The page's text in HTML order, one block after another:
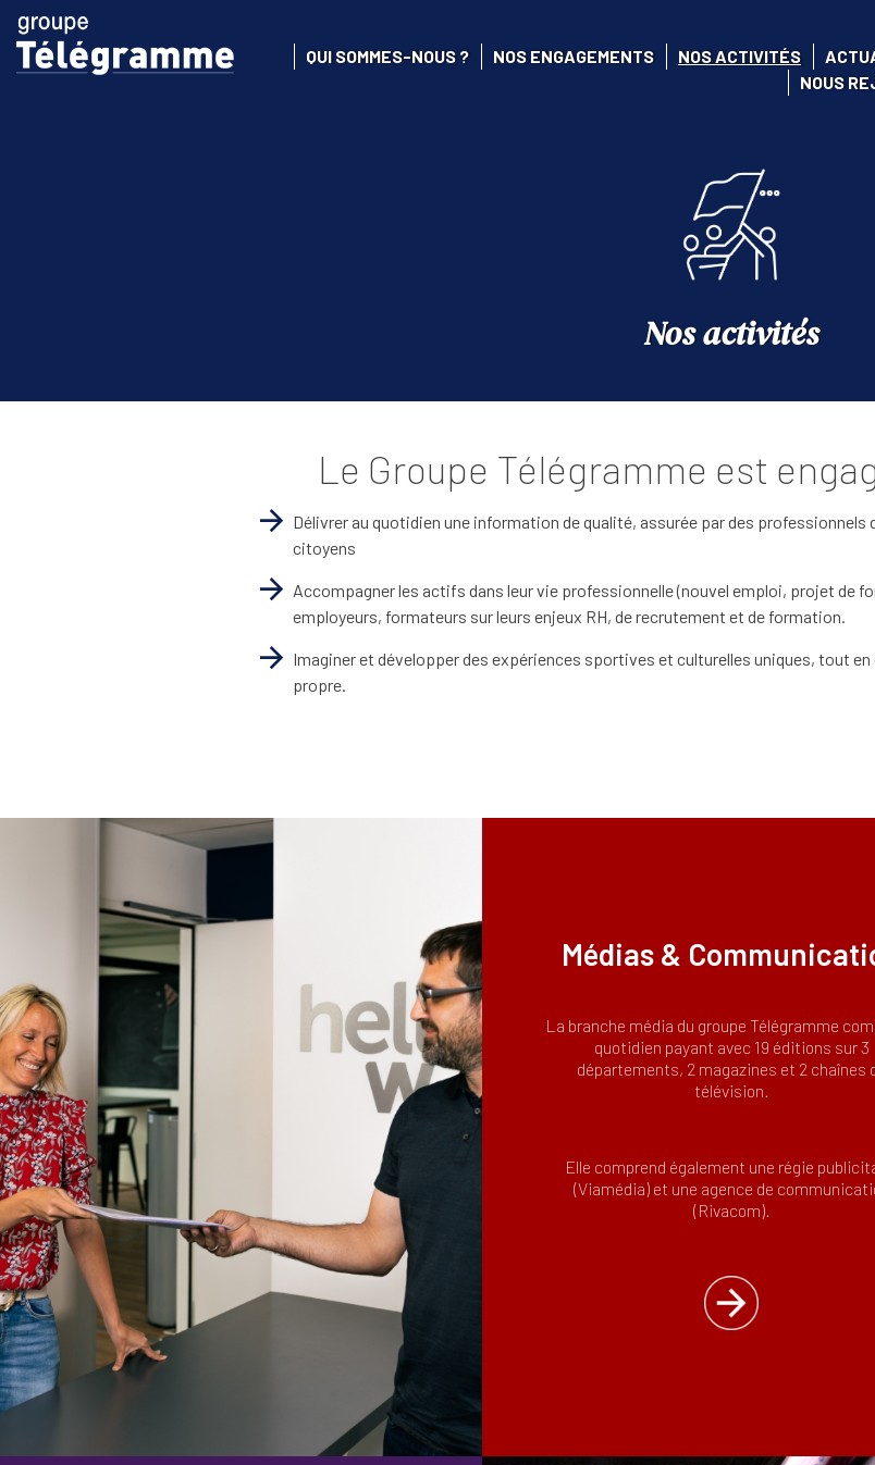
QUI SOMMES-NOUS ? NOS ENGAGEMENTS NOS ACTIVITÉS
NOUS
Nos activités
Le Groupe Télégramme est
Délivrer au quotidien une information de qualité, assurée par des
citoyens
Accompagner les actifs dans leur vie professionnelle (nouvel emploi, projet de
employeurs, formateurs sur leurs enjeux RH, de recrutement et de formation.
Imaginer et développer des expériences sportives et culturelles uniques, tout
propre.
Médias &
La branche média du groupe Télégramme
quotidien payant avec 19 éditions sur 3
départements, 2 magazines et 2 chaînes
télévision.
Elle comprend également une régie
(Viamédia) et une agence de
(Rivacom).